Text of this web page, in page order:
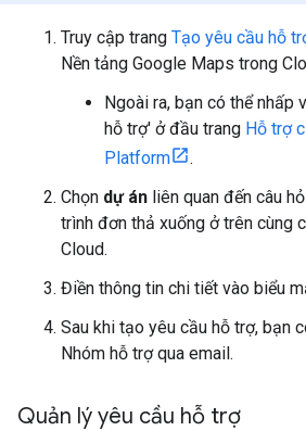
Truy cập trang Tạo yêu cầu hỗ
Nền tảng Google Maps trong
Ngoài ra, bạn có thể nhấp
hỗ trợ' ở đầu trang Hỗ trợ
Platform
.
Chọn dự án liên quan đến câu
trình đơn thả xuống ở trên cùng
Cloud.
Điền thông tin chi tiết vào biểu
Sau khi tạo yêu cầu hỗ trợ, bạn
Nhóm hỗ trợ qua email.
Quản lý yêu cầu hỗ trợ